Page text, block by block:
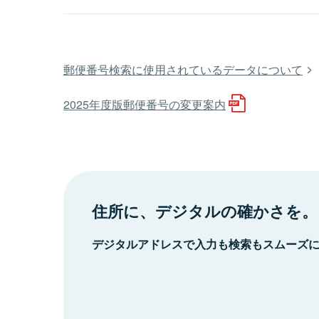
郵便番号検索に使用されているデータについて
2025年度版郵便番号の変更案内
住所に、デジタルの確かさを。
デジタルアドレスで入力も検索もスムーズ